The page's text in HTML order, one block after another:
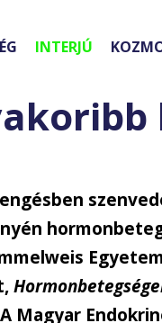
INTERJÚ
Magyar